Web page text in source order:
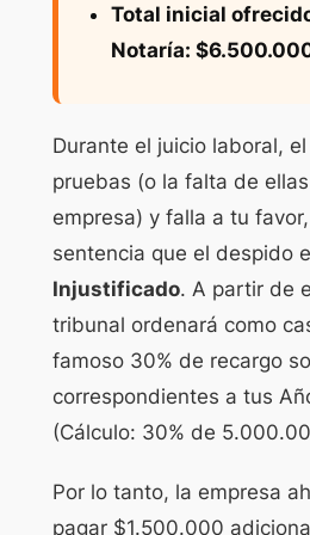
Total inicial
Notaría:
Durante el juicio laboral,
pruebas (o la falta de
empresa) y falla a tu
sentencia que el despido
Injustificado. A partir de
tribunal ordenará como
famoso 30% de recargo
correspondientes a tus
(Cálculo: 30% de
Por lo tanto, la empresa
pagar $1.500.000